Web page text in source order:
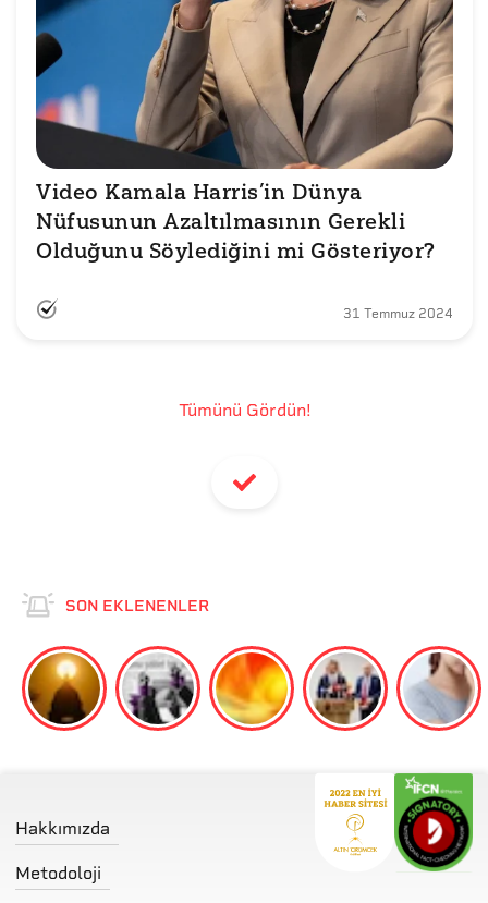
Video Kamala Harris’in Dünya
Nüfusunun Azaltılmasının Gerekli
Olduğunu Söylediğini mi Gösteriyor?
31 Temmuz 2024
Tümünü Gördün!
SON EKLENENLER
Hakkımızda
Metodoloji